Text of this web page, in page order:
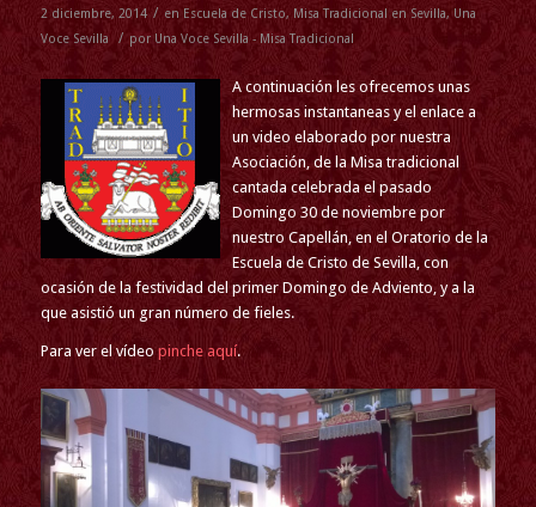
2 diciembre, 2014 / en Escuela de Cristo, Misa Tradicional en Sevilla, Una
Voce Sevilla
/ por Una Voce Sevilla - Misa Tradicional
A continuación les ofrecemos unas
hermosas instantaneas y el enlace a
un video elaborado por nuestra
Asociación, de la Misa tradicional
cantada celebrada el pasado
Domingo 30 de noviembre por
nuestro Capellán, en el Oratorio de la
Escuela de Cristo de Sevilla, con
ocasión de la festividad del primer Domingo de Adviento, y a la
que asistió un gran número de fieles.
Para ver el vídeo pinche aquí.